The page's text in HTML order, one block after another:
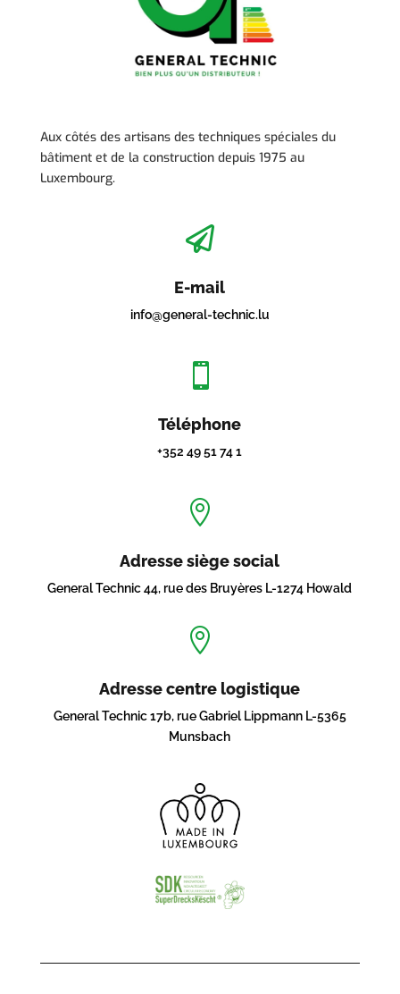
Aux côtés des artisans des techniques spéciales du
bâtiment et de la construction depuis 1975 au
Luxembourg.

E-mail
info@general-technic.lu

Téléphone
+352 49 51 74 1

Adresse siège social
General Technic 44, rue des Bruyères L-1274 Howald

Adresse centre logistique
General Technic 17b, rue Gabriel Lippmann L-5365
Munsbach